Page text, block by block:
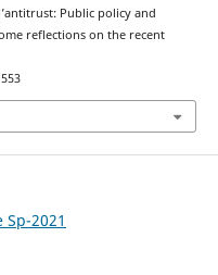
Public policy and
reflections on the recent
Sp-2021